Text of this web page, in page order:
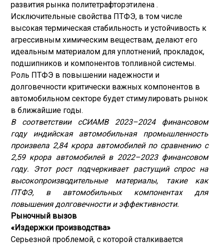
развития рынка политетрафторэтилена .
Исключительные свойства ПТФЭ, в том числе
высокая термическая стабильность и устойчивость к
агрессивным химическим веществам, делают его
идеальным материалом для уплотнений, прокладок,
подшипников и компонентов топливной системы.
Роль ПТФЭ в повышении надежности и
долговечности критически важных компонентов в
автомобильном секторе будет стимулировать рынок
в ближайшие годы.
В соответствии сСИАМВ 2023–2024 финансовом
году индийская автомобильная промышленность
произвела 2,84 крора автомобилей по сравнению с
2,59 крора автомобилей в 2022–2023 финансовом
году. Этот рост подчеркивает растущий спрос на
высокопроизводительные материалы, такие как
ПТФЭ, в автомобильных компонентах для
повышения долговечности и эффективности.
Рыночный вызов
«Издержки производства»
Серьезной проблемой, с которой сталкивается